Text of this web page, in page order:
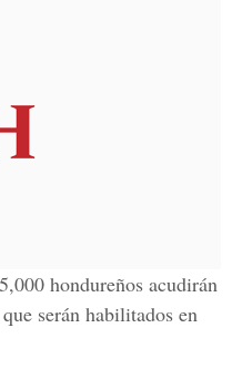
hondureños acudirán
serán habilitados en